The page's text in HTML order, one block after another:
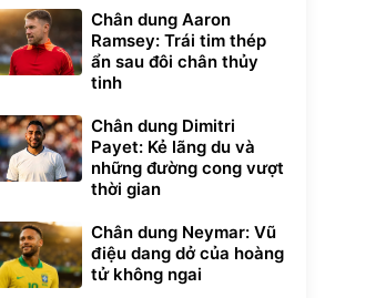
Chân dung Aaron
Ramsey: Trái tim thép
ẩn sau đôi chân thủy
tinh
Chân dung Dimitri
Payet: Kẻ lãng du và
những đường cong vượt
thời gian
Chân dung Neymar: Vũ
điệu dang dở của hoàng
tử không ngai